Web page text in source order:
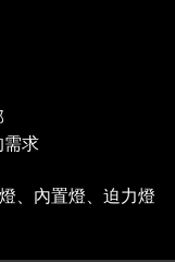
需求
、內置燈、迫力燈